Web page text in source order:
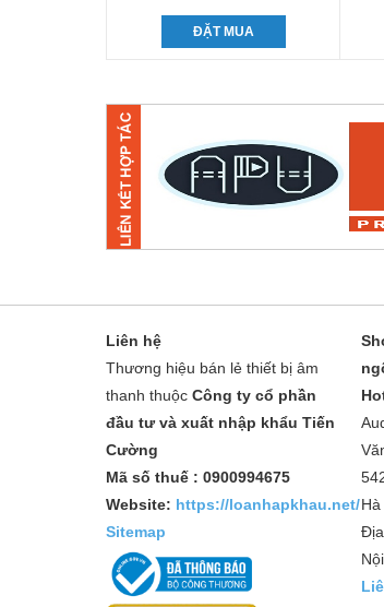
ĐẶT MUA
Liên hệ
Thương hiệu bán lẻ thiết bị âm
thanh thuộc Công ty cổ phần
đầu tư và xuất nhập khẩu Tiến
Cường
Mã số thuế : 0900994675
Website: https://loanhapkhau.net/
Sitemap
Nội